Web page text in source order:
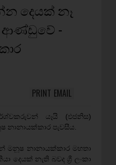
දෙයක්‌ නෑ
-
EMAIL
PRINT
යෑයි (එජනිස)
නානායක්‌කාර පැවසීය.
මනූෂ නානායක්‌කාර මහතා
දෙයක්‌ නැති බවද ශ්‍රී ලංකා